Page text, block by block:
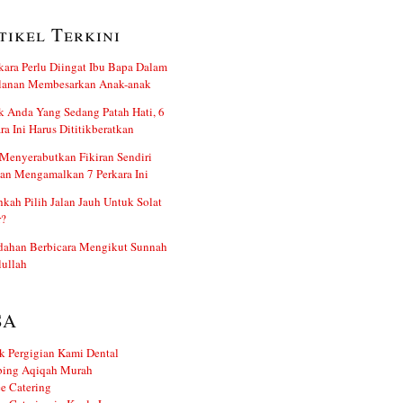
Terkini
Perlu Diingat Ibu Bapa Dalam
Membesarkan Anak-anak
Anda Yang Sedang Patah Hati, 6
Ini Harus Dititikberatkan
Fikiran Sendiri
Mengamalkan 7 Perkara Ini
Pilih Jalan Jauh Untuk Solat
Berbicara Mengikut Sunnah
Pergigian Kami Dental
Aqiqah Murah
Catering